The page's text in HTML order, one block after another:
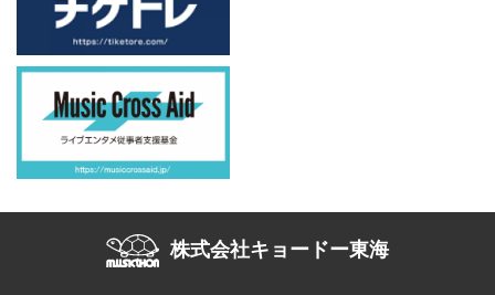
株式会社キョードー東海